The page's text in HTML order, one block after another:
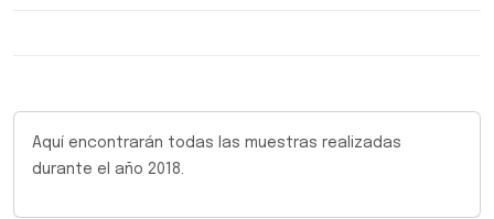
Aquí encontrarán todas las muestras realizadas
durante el año 2018.